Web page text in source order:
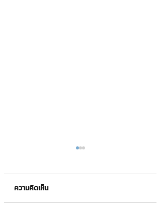
ความคิดเห็น